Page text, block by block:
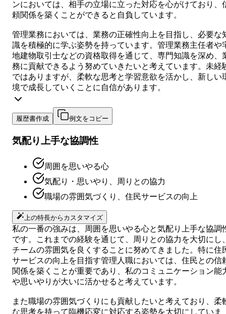
ンにおいては、相手の立場に立った対応を心がけており、
頼関係を築くことができると自負しています。
管理業務においては、業務の正確性向上を目指し、必要な
識を積極的に学ぶ姿勢を持っています。管理業務主任者や
地建物取引士などの資格取得を通じて、専門知識を深め、
務に貢献できるよう努めていきたいと考えています。未経
ではありますが、柔軟な思考と学習意欲を活かし、新しい
境で成長していくことに自信があります。
履歴書作成 例文をコピー
気配り上手な協調性
周囲を思いやる心
気配り・思いやり、周りとの協力
職場の雰囲気づくり、住民サービスの向上
上の特長からカスタマイズ
私の一番の強みは、周囲を思いやる心と気配り上手な協調
です。これまでの経験を通じて、周りとの協力を大切にし
チームの雰囲気を良くすることに努めてきました。特に住
サービスの向上を目指す管理人職においては、住民との信
関係を築くことが重要であり、私のコミュニケーション能
や思いやりが大いに活かせると考えています。
また職場の雰囲気づくりにも貢献したいと考えており、柔
な思考を持って臨機応変に対応する姿勢を大切にしていま